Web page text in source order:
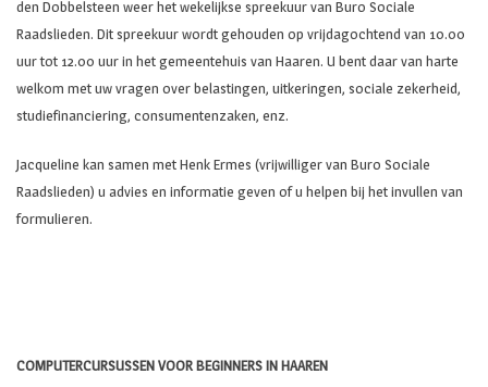
den Dobbelsteen weer het wekelijkse spreekuur van Buro Sociale
Raadslieden. Dit spreekuur wordt gehouden op vrijdagochtend van 10.00
uur tot 12.00 uur in het gemeentehuis van Haaren. U bent daar van harte
welkom met uw vragen over belastingen, uitkeringen, sociale zekerheid,
studiefinanciering, consumentenzaken, enz.
Jacqueline kan samen met Henk Ermes (vrijwilliger van Buro Sociale
Raadslieden) u advies en informatie geven of u helpen bij het invullen van
formulieren.
COMPUTERCURSUSSEN VOOR BEGINNERS IN HAAREN